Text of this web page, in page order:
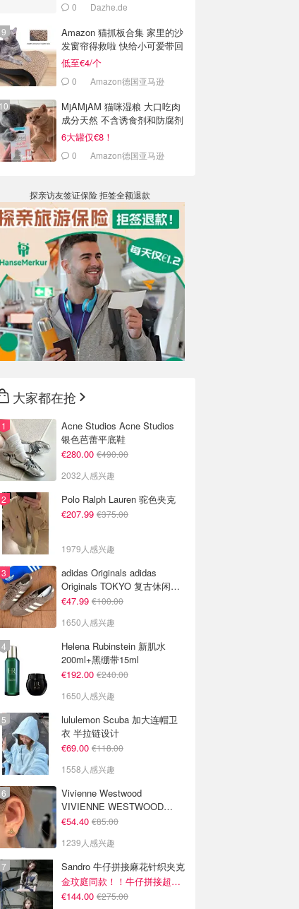
0 Dazhe.de
Amazon 猫抓板合集 家里的沙
发窗帘得救啦 快给小可爱带回
家
低至€4/个
0 Amazon德国亚马逊
MjAMjAM 猫咪湿粮 大口吃肉
成分天然 不含诱食剂和防腐剂
6大罐仅€8！
0 Amazon德国亚马逊
探亲访友签证保险 拒签全额退款
大家都在抢
Acne Studios Acne Studios
银色芭蕾平底鞋
€280.00 €490.00
2032人感兴趣
Polo Ralph Lauren 驼色夹克
€207.99 €375.00
1979人感兴趣
adidas Originals adidas
Originals TOKYO 复古休闲鞋
深棕色
€47.99 €100.00
1650人感兴趣
Helena Rubinstein 新肌水
200ml+黑绷带15ml
€192.00 €240.00
1650人感兴趣
lululemon Scuba 加大连帽卫
衣 半拉链设计
€69.00 €118.00
1558人感兴趣
Vivienne Westwood
VIVIENNE WESTWOOD
Nano Solitaire 耳环
€54.40 €85.00
1239人感兴趣
Sandro 牛仔拼接麻花针织夹克
金玟庭同款！！牛仔拼接超有层次感
€144.00 €275.00